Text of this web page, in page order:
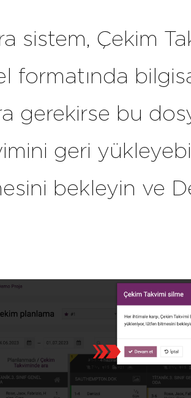
sistem, Çekim
formatında
gerekirse bu
geri
bekleyin ve